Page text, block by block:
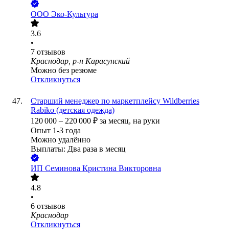
ООО Эко-Культура
3.6
•
7 отзывов
Краснодар, р-н Карасунский
Можно без резюме
Откликнуться
Старший менеджер по маркетплейсу Wildberries
Rabiko (детская одежда)
120 000 – 220 000 ₽ за месяц, на руки
Опыт 1-3 года
Можно удалённо
Выплаты: Два раза в месяц
ИП Семинова Кристина Викторовна
4.8
•
6 отзывов
Краснодар
Откликнуться